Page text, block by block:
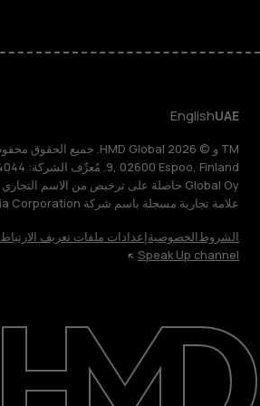
حول
الدعم
UAE
English
علامة تجارية مسجلة باسم شركة Nokia Corporation.
الشروطالخصوصيةإعدادات ملفات تعريف الارتباط
Speak Up channel